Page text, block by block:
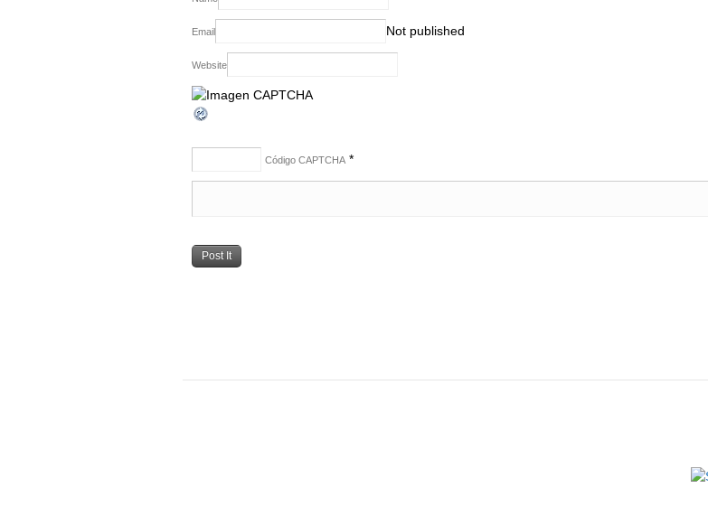
Email Not published
Website
Código CAPTCHA *